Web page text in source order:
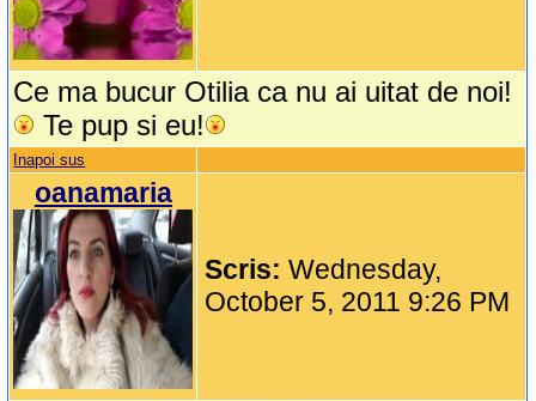
Ce ma bucur Otilia ca nu ai uitat de noi!
Te pup si eu!
Inapoi sus
oanamaria
Scris:Wednesday,
October 5, 2011 9:26 PM